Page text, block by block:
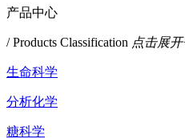
产品中心
/ Products Classification 点击展
生命科学
分析化学
糖科学